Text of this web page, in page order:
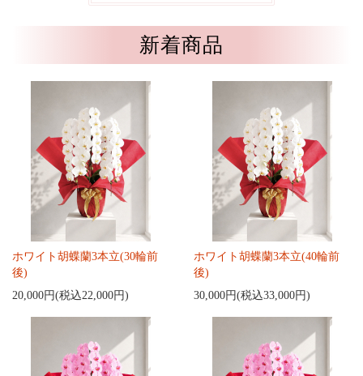
新着商品
ホワイト胡蝶蘭3本立(30輪前
後)
20,000円(税込22,000円)
ホワイト胡蝶蘭3本立(40輪前
後)
30,000円(税込33,000円)